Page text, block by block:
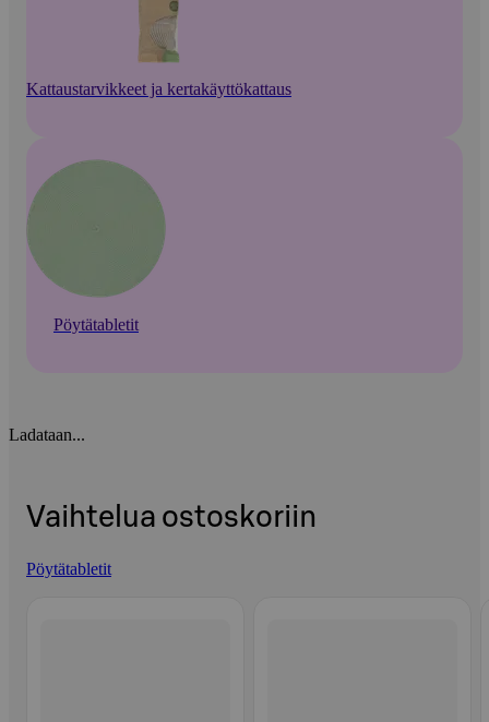
Kattaustarvikkeet ja kertakäyttökattaus
Pöytätabletit
Ladataan...
Vaihtelua ostoskoriin
Pöytätabletit